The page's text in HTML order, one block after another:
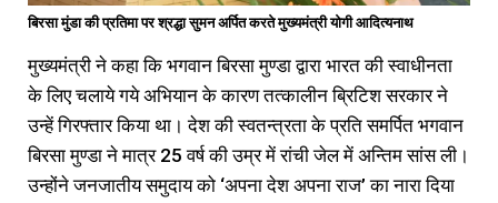
बिरसा मुंडा की प्रतिमा पर श्रद्धा सुमन अर्पित करते मुख्यमंत्री योगी आदित्यनाथ
मुख्यमंत्री ने कहा कि भगवान बिरसा मुण्डा द्वारा भारत की स्वाधीनता
के लिए चलाये गये अभियान के कारण तत्कालीन ब्रिटिश सरकार ने
उन्हें गिरफ्तार किया था। देश की स्वतन्त्रता के प्रति समर्पित भगवान
बिरसा मुण्डा ने मात्र 25 वर्ष की उम्र में रांची जेल में अन्तिम सांस ली।
उन्होंने जनजातीय समुदाय को ‘अपना देश अपना राज’ का नारा दिया